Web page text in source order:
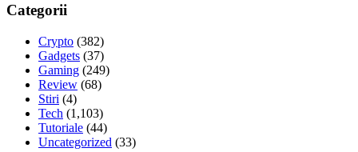
Categorii
Crypto (382)
Gadgets (37)
Gaming (249)
Review (68)
Stiri (4)
Tech (1,103)
Tutoriale (44)
Uncategorized (33)